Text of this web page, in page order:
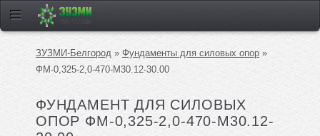
ЗУЗМИ-Белгород » Фундаменты для силовых опор »
ФМ-0,325-2,0-470-М30.12-30.00
ФУНДАМЕНТ ДЛЯ СИЛОВЫХ
ОПОР ФМ-0,325-2,0-470-М30.12-